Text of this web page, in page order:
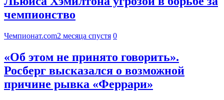
чемпионство
Чемпионат.com2 месяца спустя 0
«Об этом не принято говорить».
Росберг высказался о возможной
причине рывка «Феррари»